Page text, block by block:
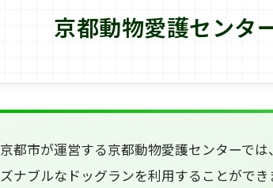
京都動物愛護センタ
京都市が運営する京都動物愛護センターで
ズナブルなドッグランを利用することがで